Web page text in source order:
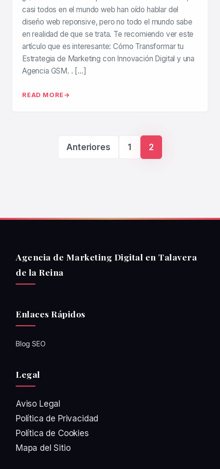
casi todos en el mundo web han oído hablar del
diseño web reponsive, pero no todo el mundo sabe
en realidad de que se trata. Te recomiendo ver este
artículo que es interesante: Cómo Transformar tu
Estrategia de Marketing con Innovación Digital y una
Agencia GSM. . […]
READ MORE
Paginación de
Anteriores 1 2
Agencia de Marketing Digital en Talavera
de la Reina
Enlaces Rápidos
Blog SEO
Legal
Aviso Legal
Política de Privacidad
Política de Cookies
Mapa del Sitio